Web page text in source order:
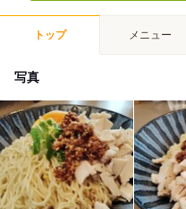
トップ メニュー
写真